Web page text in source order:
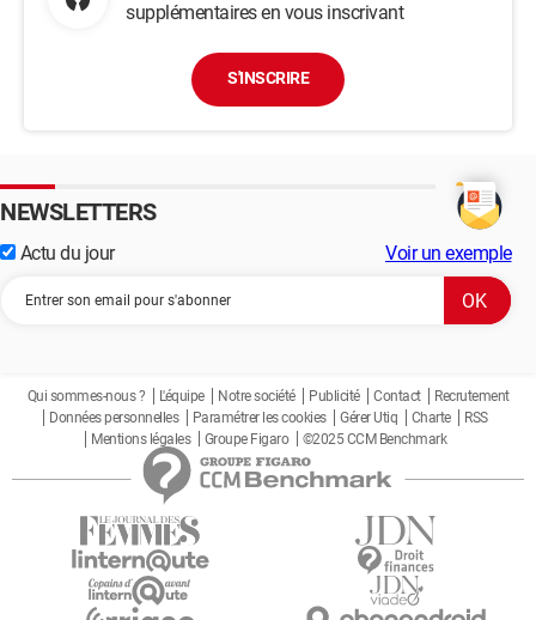
supplémentaires en vous inscrivant
S'INSCRIRE
NEWSLETTERS
Actu du jour Voir un exemple
Qui sommes-nous ? L'équipe Notre société Publicité Contact
Recrutement
Données personnelles
Paramétrer les cookies Gérer Utiq Charte
RSS
Mentions légales
Groupe Figaro ©2025 CCM Benchmark